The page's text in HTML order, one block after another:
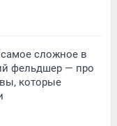
сложное в
фельдшер — про
которые